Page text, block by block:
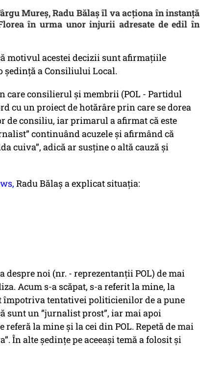
Mureș, Radu Bălaș îl va acționa în instanță
în urma unor injurii adresate de edil în
motivul acestei decizii sunt afirmațiile
a Consiliului Local.
care consilierul și membrii (POL - Partidul
cu un proiect de hotărâre prin care se dorea
consiliu, iar primarul a afirmat că este
continuând acuzele și afirmând că
cuiva”, adică ar susține o altă cauză și
Radu Bălaș a explicat situația:
despre noi (nr. - reprezentanții POL) de mai
Acum s-a scăpat, s-a referit la mine, la
tentativei politicienilor de a pune
sunt un ”jurnalist prost”, iar mai apoi
la mine și la cei din POL. Repetă de mai
În alte ședințe pe aceeași temă a folosit și